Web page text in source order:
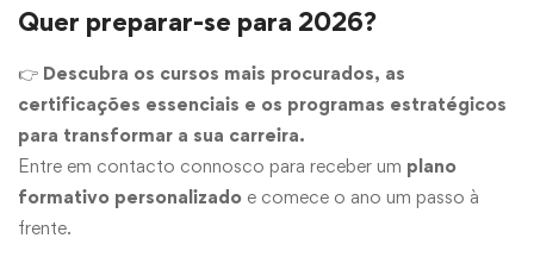
Quer preparar-se para 2026?
👉 Descubra os cursos mais procurados, as
certificações essenciais e os programas estratégicos
para transformar a sua carreira.
Entre em contacto connosco para receber um plano
formativo personalizado e comece o ano um passo à
frente.